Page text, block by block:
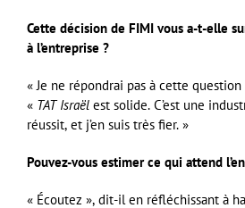
Cette décision de FIMI vous a-t-elle
à l’entreprise ?
« Je ne répondrai pas à cette question
« TAT Israël est solide. C’est une
réussit, et j’en suis très fier. »
Pouvez-vous estimer ce qui attend
« Écoutez », dit-il en réfléchissant à